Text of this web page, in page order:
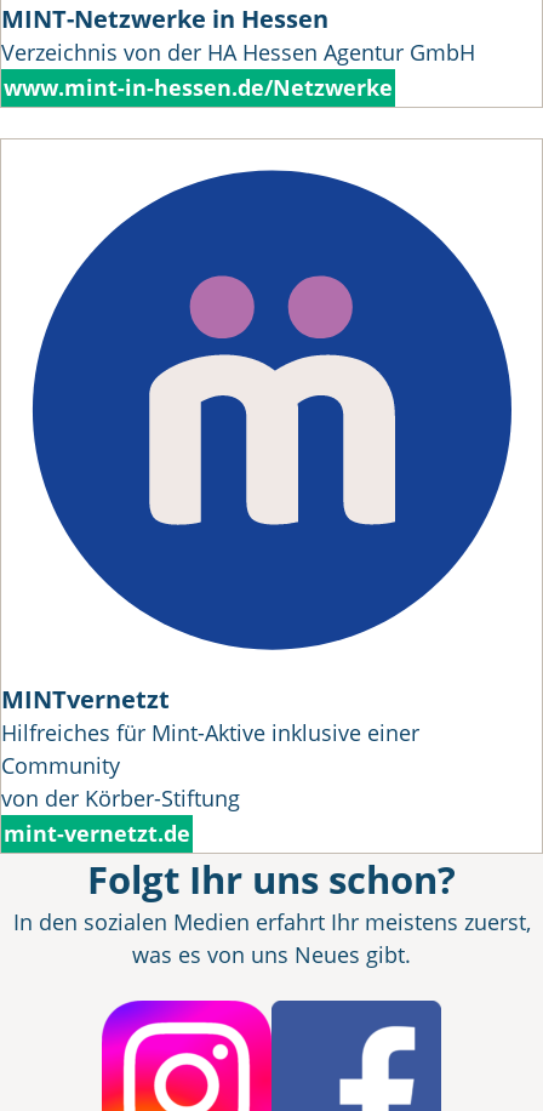
MINT-Netzwerke in Hessen
Verzeichnis von der HA Hessen Agentur GmbH
www.mint-in-hessen.de/Netzwerke
MINTvernetzt
Hilfreiches für Mint-Aktive inklusive einer
Community
von der Körber-Stiftung
mint-vernetzt.de
Folgt Ihr uns schon?
In den sozialen Medien erfahrt Ihr meistens zuerst,
was es von uns Neues gibt.